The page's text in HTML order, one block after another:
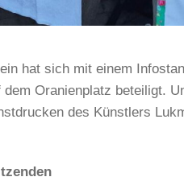
hat sich mit einem
Oranienplatz beteiligt.
des Künstlers